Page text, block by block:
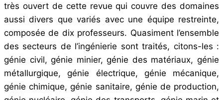
très ouvert de cette revue qui couvre des domaines
aussi divers que variés avec une équipe restreinte,
composée de dix professeurs. Quasiment l’ensemble
des secteurs de l’ingénierie sont traités, citons-les :
génie civil, génie minier, génie des matériaux, génie
métallurgique, génie électrique, génie mécanique,
génie chimique, génie sanitaire, génie de production,